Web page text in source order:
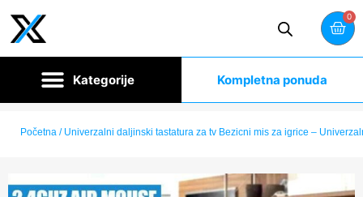
0
Kompletna ponuda
Početna / Univerzalni daljinski tastatura za tv Bezicni mis za igrice –